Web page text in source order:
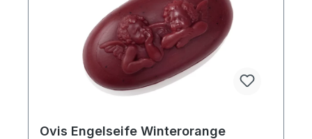
Ovis Engelseife Winterorange